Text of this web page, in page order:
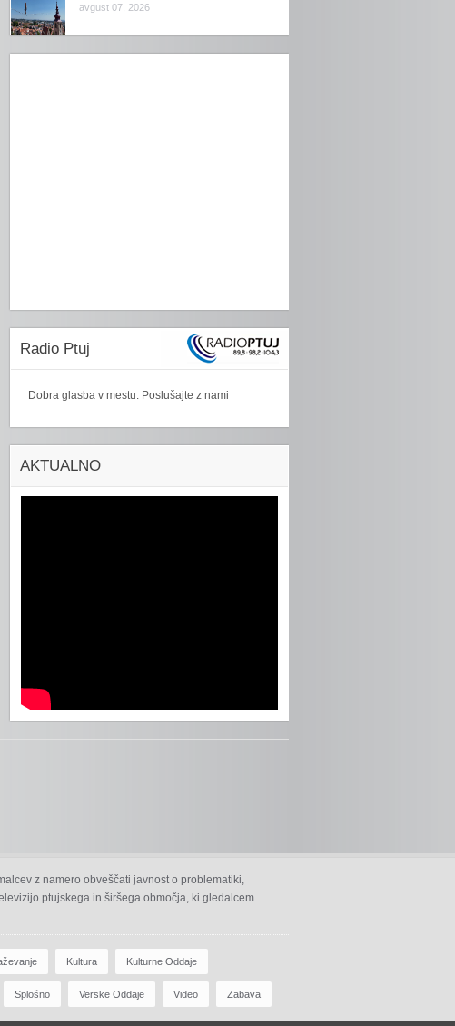
avgust 07, 2026
Radio Ptuj
Dobra glasba v mestu. Poslušajte z nami
AKTUALNO
z namero obveščati javnost o problematiki,
ptujskega in širšega območja, ki gledalcem
Kultura Kulturne Oddaje
Splošno Verske Oddaje Video Zabava